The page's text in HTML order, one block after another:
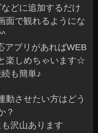
どに追加するだけ
面で観れるようにな
アプリがあればWEB
楽しめちゃいます☆
も簡単♪
動させたい方はどう
？
沢山あります